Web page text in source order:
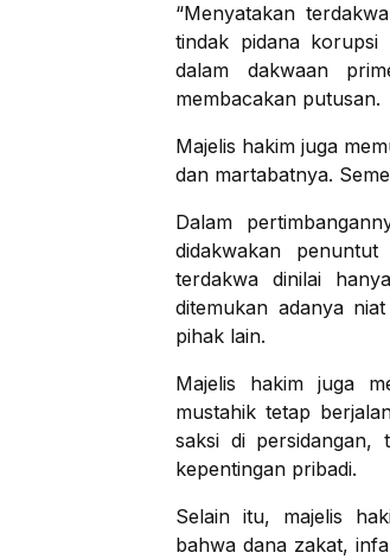
“Menyatakan
tindak pidana korupsi
dalam dakwaan
membacakan putusan.
Majelis hakim juga
dan martabatnya.
Dalam
didakwakan
terdakwa dinilai
ditemukan adanya
pihak lain.
Majelis hakim juga
mustahik tetap
saksi di persidangan,
kepentingan pribadi.
Selain itu, majelis
bahwa dana zakat,